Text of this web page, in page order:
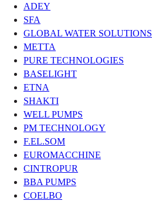
ADEY
SFA
GLOBAL WATER SOLUTIONS
METTA
PURE TECHNOLOGIES
BASELIGHT
ETNA
SHAKTI
WELL PUMPS
PM TECHNOLOGY
F.EL.SOM
EUROMACCHINE
CINTROPUR
BBA PUMPS
COELBO